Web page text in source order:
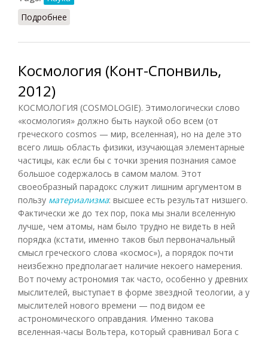
Подробнее
Космология (Конт-Спонвиль,
2012)
КОСМОЛОГИЯ (COSMOLOGIE). Этимологически слово
«космология» должно быть наукой обо всем (от
греческого cosmos — мир, вселенная), но на деле это
всего лишь область физики, изучающая элементарные
частицы, как если бы с точки зрения познания самое
большое содержалось в самом малом. Этот
своеобразный парадокс служит лишним аргументом в
пользу материализма: высшее есть результат низшего.
Фактически же до тех пор, пока мы знали вселенную
лучше, чем атомы, нам было трудно не видеть в ней
порядка (кстати, именно таков был первоначальный
смысл греческого слова «космос»), а порядок почти
неизбежно предполагает наличие некоего намерения.
Вот почему астрономия так часто, особенно у древних
мыслителей, выступает в форме звездной теологии, а у
мыслителей нового времени — под видом ее
астрономического оправдания. Именно такова
вселенная-часы Вольтера, который сравнивал Бога с